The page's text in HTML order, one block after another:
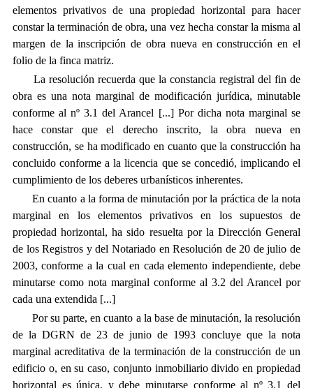
elementos privativos de una propiedad horizontal para hacer
constar la terminación de obra, una vez hecha constar la misma al
margen de la inscripción de obra nueva en construcción en el
folio de la finca matriz.
La resolución recuerda que la constancia registral del fin de
obra es una nota marginal de modificación jurídica, minutable
conforme al nº 3.1 del Arancel [...] Por dicha nota marginal se
hace constar que el derecho inscrito, la obra nueva en
construcción, se ha modificado en cuanto que la construcción ha
concluido conforme a la licencia que se concedió, implicando el
cumplimiento de los deberes urbanísticos inherentes.
En cuanto a la forma de minutación por la práctica de la nota
marginal en los elementos privativos en los supuestos de
propiedad horizontal, ha sido resuelta por la Dirección General
de los Registros y del Notariado en Resolución de 20 de julio de
2003, conforme a la cual en cada elemento independiente, debe
minutarse como nota marginal conforme al 3.2 del Arancel por
cada una extendida [...]
Por su parte, en cuanto a la base de minutación, la resolución
de la DGRN de 23 de junio de 1993 concluye que la nota
marginal acreditativa de la terminación de la construcción de un
edificio o, en su caso, conjunto inmobiliario divido en propiedad
horizontal es única, y debe minutarse conforme al nº3.1 del